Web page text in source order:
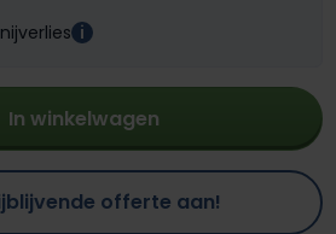
i
In winkelwagen
offerte aan!